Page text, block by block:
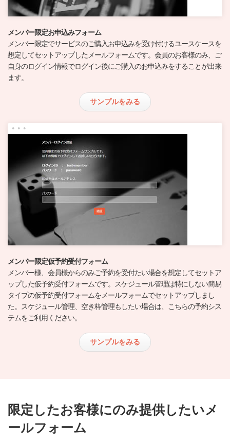
メンバー限定お申込みフォーム
メンバー限定でサービスのご購入お申込みを受け付けるユースケースを
想定してセットアップしたメールフォームです。会員のお客様のみ、ご
自身のログイン情報でログイン後にご購入のお申込みをすることが出来
ます。
サンプルをみる
メンバー限定仮予約受付フォーム
メンバー様、会員様からのみご予約を受付たい場合を想定してセットア
ップした仮予約受付フォームです。スケジュール管理は特にしない簡易
タイプの仮予約受付フォームをメールフォームでセットアップしまし
た。スケジュール管理、空き枠管理もしたい場合は、こちらの予約シス
テムをご利用ください。
サンプルをみる
限定したお客様にのみ提供したいメ
ールフォーム